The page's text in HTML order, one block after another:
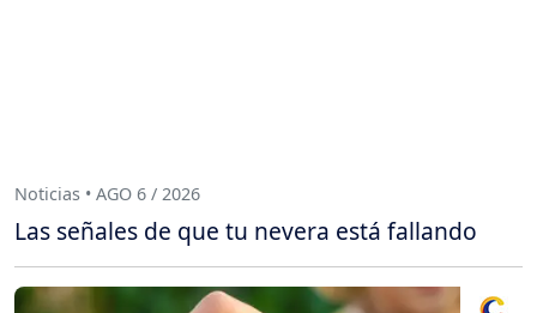
Noticias • AGO 6 / 2026
Las señales de que tu nevera está fallando